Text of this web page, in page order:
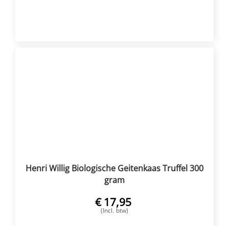
Henri Willig Biologische Geitenkaas Truffel 300
gram
€ 17,95
(Incl. btw)